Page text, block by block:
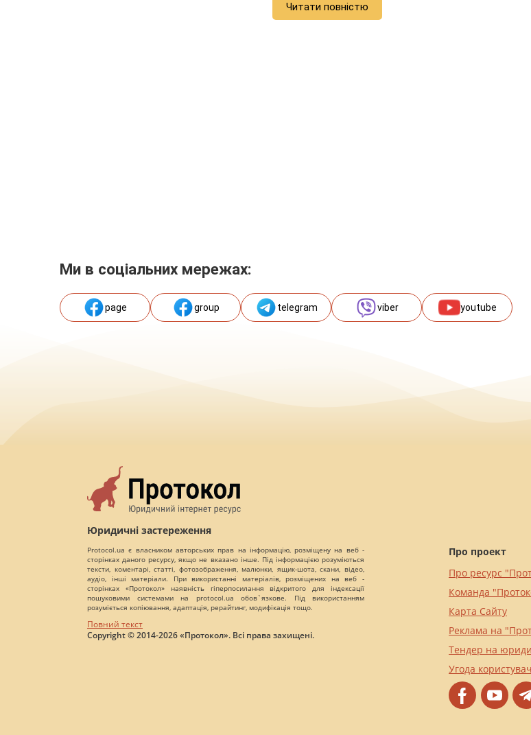
Читати повністю
Ми в соціальних мережах:
page group telegram viber youtube
Юридичні застереження
Protocol.ua є власником авторських прав на інформацію, розміщену на веб -
сторінках даного ресурсу, якщо не вказано інше. Під інформацією розуміються
тексти, коментарі, статті, фотозображення, малюнки, ящик-шота, скани, відео,
аудіо, інші матеріали. При використанні матеріалів, розміщених на веб -
сторінках «Протокол» наявність гіперпосилання відкритого для індексації
пошуковими системами на protocol.ua обов`язкове. Під використанням
розуміється копіювання, адаптація, рерайтинг, модифікація тощо.
Повний текст
Copyright © 2014-2026 «Протокол». Всі права захищені.
Про проект
Про ресурс
Команда
Карта Сайту
Реклама на
Тендер на
Угода